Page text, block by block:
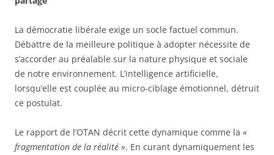
La démocratie libérale exige un socle factuel commun.
Débattre de la meilleure politique à adopter nécessite de
s’accorder au préalable sur la nature physique et sociale
de notre environnement. L’intelligence artificielle,
lorsqu’elle est couplée au micro-ciblage émotionnel, détruit
ce postulat.
Le rapport de l’OTAN décrit cette dynamique comme la «
fragmentation de la réalité ». En curant dynamiquement les